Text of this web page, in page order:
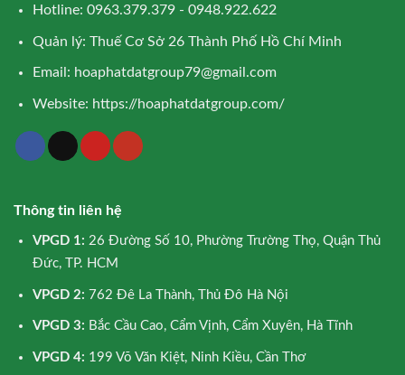
Hotline: 0963.379.379 - 0948.922.622
Quản lý: Thuế Cơ Sở 26 Thành Phố Hồ Chí Minh
Email: hoaphatdatgroup79@gmail.com
Website: https://hoaphatdatgroup.com/
Thông tin liên hệ
VPGD 1: 26 Đường Số 10, Phường Trường Thọ, Quận Thủ
Đức, TP. HCM
VPGD 2: 762 Đê La Thành, Thủ Đô Hà Nội
VPGD 3: Bắc Cầu Cao, Cẩm Vịnh, Cẩm Xuyên, Hà Tĩnh
VPGD 4: 199 Võ Văn Kiệt, Ninh Kiều, Cần Thơ